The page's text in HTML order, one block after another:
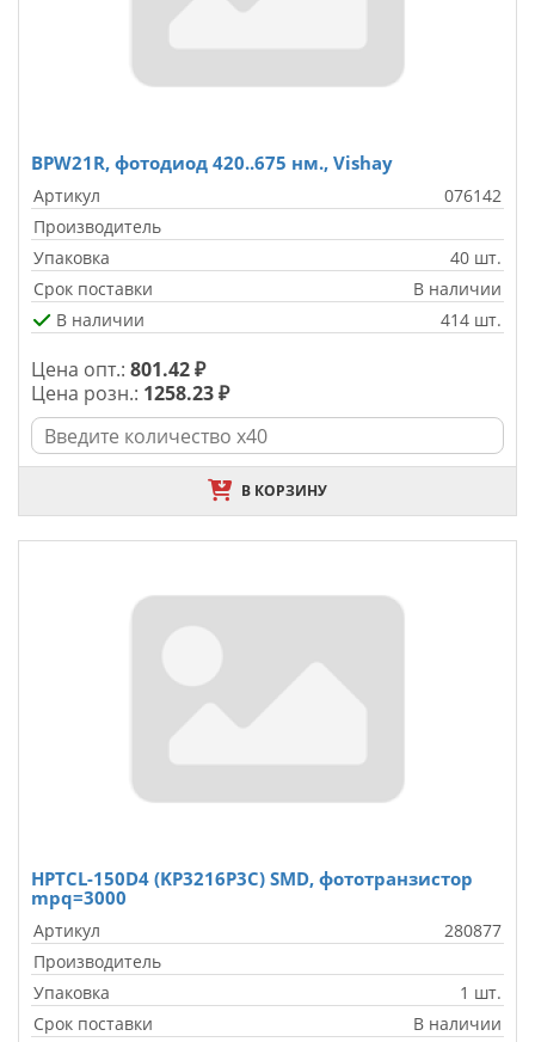
BPW21R, фотодиод 420..675 нм., Vishay
Артикул
076142
Производитель
Упаковка
40 шт.
Срок поставки
В наличии
В наличии
414 шт.
Цена опт.: 801.42 ₽
Цена розн.: 1258.23 ₽
В КОРЗИНУ
HPTCL-150D4 (KP3216P3C) SMD, фототранзистор
mpq=3000
Артикул
280877
Производитель
Упаковка
1 шт.
Срок поставки
В наличии